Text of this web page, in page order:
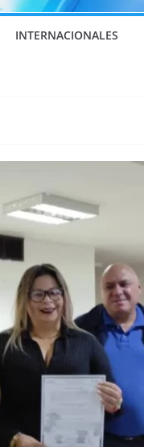
INTERNACIONALES